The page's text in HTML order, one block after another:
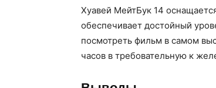
Хуавей МейтБук 14
обеспечивает достойный
посмотреть фильм в самом
часов в требовательную к